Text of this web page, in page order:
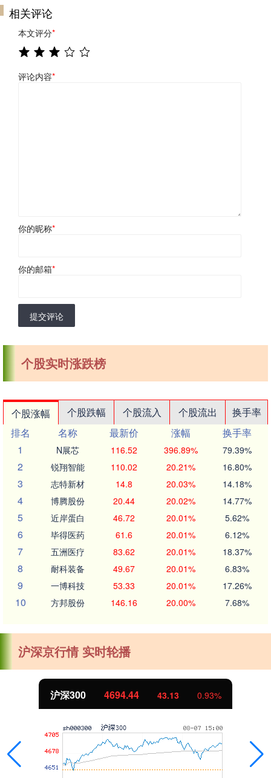
相关评论
本文评分*
评论内容*
你的昵称*
你的邮箱*
提交评论
个股实时涨跌榜
个股涨幅 个股跌幅 个股流入 个股流出
换手率
排名
名称 最新价 涨幅
换手率
1
N展芯 116.52 396.89% 79.39%
2 锐翔智能 110.02 20.21% 16.80%
3 志特新材 14.8 20.03% 14.18%
4 博腾股份 20.44 20.02% 14.77%
5 近岸蛋白 46.72 20.01% 5.62%
6 毕得医药 61.6 20.01% 6.12%
7 五洲医疗 83.62 20.01% 18.37%
8 耐科装备 49.67 20.01% 6.83%
9 一博科技 53.33 20.01% 17.26%
10 方邦股份 146.16 20.00% 7.68%
沪深京行情 实时轮播
沪深300 4694.44 43.13 0.93%